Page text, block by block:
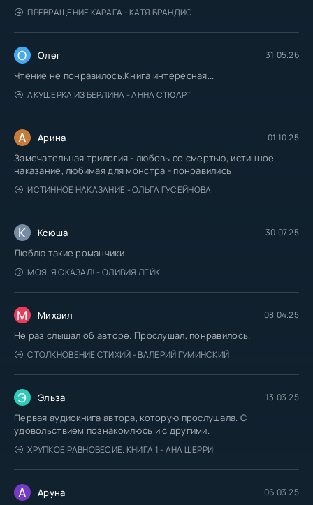
ПРЕВРАЩЕНИЕ КАРАГА - КАТЯ БРАНДИС
О Олег 31.05.26
Чтение не понравилось.Книга интересная...
АКУШЕРКА ИЗ БЕРЛИНА - АННА СТЮАРТ
А Арина 01.10.25
Замечательная трилогия - любовь со смертью, истинное
наказание, любимая для монстра - понравились
ИСТИННОЕ НАКАЗАНИЕ - ОЛЬГА ГУСЕЙНОВА
К Ксюша 30.07.25
Люблю такие романчики
МОЯ. Я СКАЗАЛ! - ОЛИВИЯ ЛЕЙК
М Михаил 08.04.25
Не раз слышал об авторе. Прослушал, понравилось.
СТОЛКНОВЕНИЕ СТИХИЙ - ВАЛЕРИЙ ГУМИНСКИЙ
Э Эльза 13.03.25
Первая аудиокнига автора, которую прослушала. С
удовольствием познакомлюсь и с другими.
ХРУПКОЕ РАВНОВЕСИЕ. КНИГА 1 - АНА ШЕРРИ
А Аруна 06.03.25